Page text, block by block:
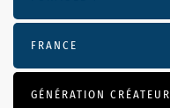
FRANCE
GÉNÉRATION CRÉATEUR